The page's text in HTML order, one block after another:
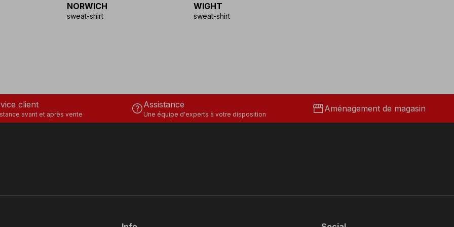
NORWICH
sweat-shirt
WIGHT
sweat-shirt
client
avant et après vente helpAssistance
Une équipe d'experts à votre disposition storefrontAménagement de magasin